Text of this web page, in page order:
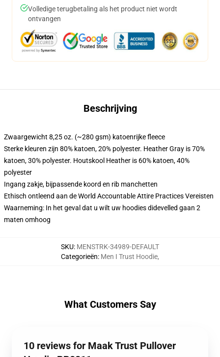
Volledige terugbetaling als het product niet wordt
ontvangen
Beschrijving
Zwaargewicht 8,25 oz. (~280 gsm) katoenrijke fleece
Sterke kleuren zijn 80% katoen, 20% polyester. Heather Gray is 70%
katoen, 30% polyester. Houtskool Heather is 60% katoen, 40%
polyester
Ingang zakje, bijpassende koord en rib manchetten
Ethisch ontleend aan de World Accountable Attire Practices Vereisten
Waarneming: In het geval dat u wilt uw hoodies didevelled gaan 2
maten omhoog
SKU: MENSTRK-34989-DEFAULT
Categorieën: Men I Trust Hoodie,
What Customers Say
10 reviews for Maak Trust Pullover